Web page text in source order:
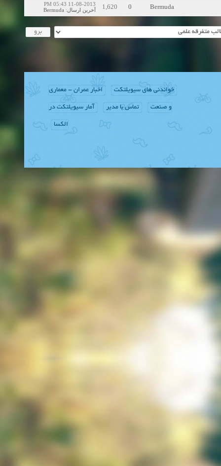
Bermuda
0
1,620
11-08-2013 05:43 PM
آخرین ارسال:
Bermuda
خواندنی های سیویلتکت اخبار عمران - معماری
و صنعت تماس با مدیر آمار سیویلتکت در
الکسا